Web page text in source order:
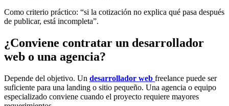
Como criterio práctico: “si la cotización no explica qué pasa después
de publicar, está incompleta”.
¿Conviene contratar un desarrollador
web o una agencia?
Depende del objetivo. Un desarrollador web freelance puede ser
suficiente para una landing o sitio pequeño. Una agencia o equipo
especializado conviene cuando el proyecto requiere mayores